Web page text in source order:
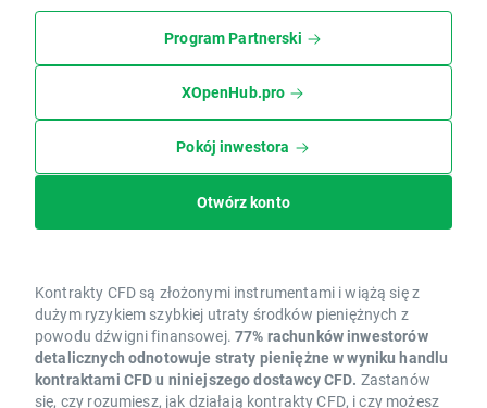
Program Partnerski
XOpenHub.pro
Pokój inwestora
Otwórz konto
Kontrakty CFD są złożonymi instrumentami i wiążą się z
dużym ryzykiem szybkiej utraty środków pieniężnych z
powodu dźwigni finansowej. 77% rachunków inwestorów
detalicznych odnotowuje straty pieniężne w wyniku handlu
kontraktami CFD u niniejszego dostawcy CFD. Zastanów
się, czy rozumiesz, jak działają kontrakty CFD, i czy możesz